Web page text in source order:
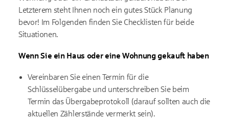
Letzterem steht Ihnen noch ein gutes Stück Planung
bevor! Im Folgenden finden Sie Checklisten für beide
Situationen.
Wenn Sie ein Haus oder eine Wohnung gekauft haben
Vereinbaren Sie einen Termin für die
Schlüsselübergabe und unterschreiben Sie beim
Termin das Übergabeprotokoll (darauf sollten auch die
aktuellen Zählerstände vermerkt sein).